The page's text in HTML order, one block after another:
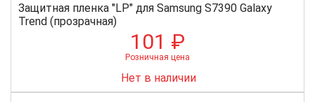
Защитная пленка "LP" для Samsung S7390 Galaxy
Trend (прозрачная)
101 ₽
Розничная цена
Нет в наличии